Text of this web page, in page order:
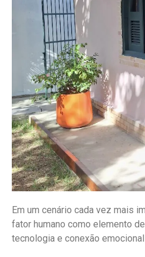
Em um cenário cada vez mais
fator humano como elemento
tecnologia e conexão